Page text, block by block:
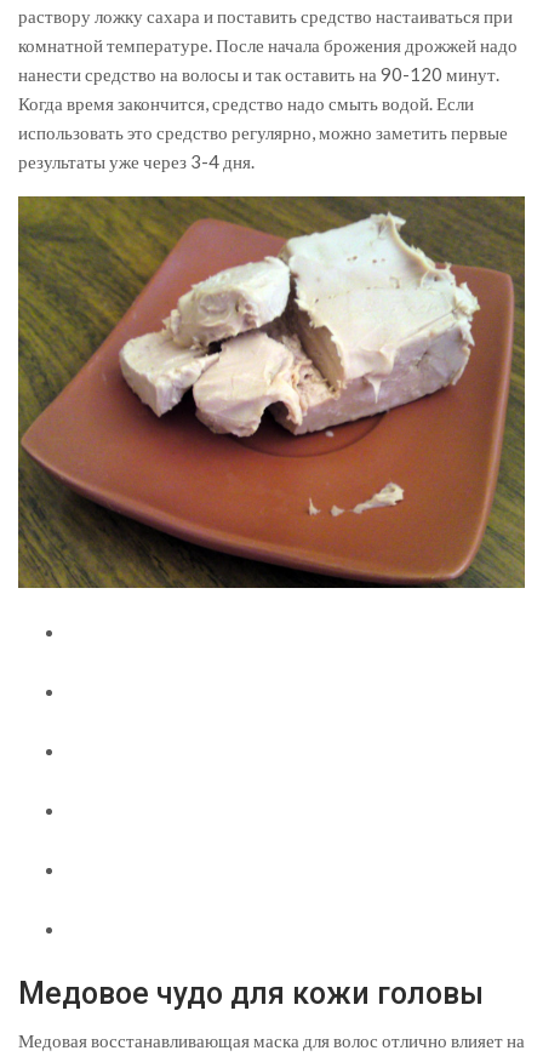
раствору ложку сахара и поставить средство настаиваться при
комнатной температуре. После начала брожения дрожжей надо
нанести средство на волосы и так оставить на 90-120 минут.
Когда время закончится, средство надо смыть водой. Если
использовать это средство регулярно, можно заметить первые
результаты уже через 3-4 дня.
Медовое чудо для кожи головы
Медовая восстанавливающая маска для волос отлично влияет на